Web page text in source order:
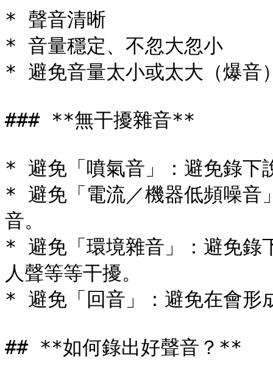
* 聲音清晰
* 音量穩定、不忽大忽小
* 避免音量太小或太大（爆音
### **無干擾雜音**
* 避免「噴氣音」：避免錄下
* 避免「電流／機器低頻噪音
音。
* 避免「環境雜音」：避免錄
人聲等等干擾。
* 避免「回音」：避免在會形
## **如何錄出好聲音？**